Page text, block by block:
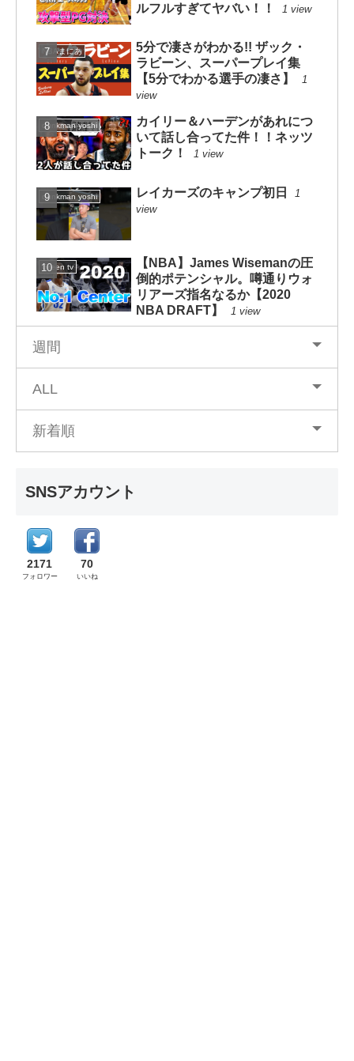
ルフルすぎてヤバい！！
1 view
NBAまにあ
5分で凄さがわかる!! ザック・
ラビーン、スーパープレイ集
【5分でわかる選手の凄さ】
1
view
dunkman yoshi
カイリー＆ハーデンがあれにつ
いて話し合ってた件！！ネッツ
トーク！
1 view
dunkman yoshi レイカーズのキャンプ初日
1
view
Green tv
【NBA】James Wisemanの圧
倒的ポテンシャル。噂通りウォ
リアーズ指名なるか【2020
NBA DRAFT】
1 view
週間
ALL
新着順
SNSアカウント
2171
フォロワー
70
いいね